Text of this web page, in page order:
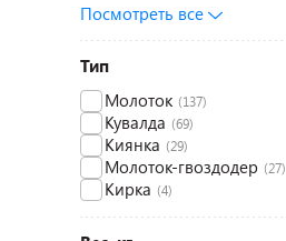
Посмотреть все
Тип
Молоток (137)
Кувалда (69)
Киянка (29)
Молоток-гвоздодер (27)
Кирка (4)